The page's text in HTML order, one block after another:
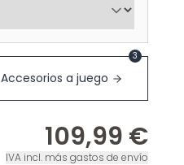
Accesorios a juego
3
109,99 €
IVA incl. más gastos de envío